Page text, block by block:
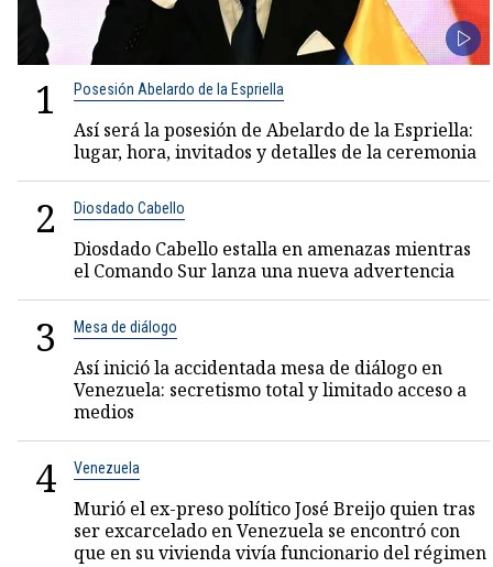
1 Posesión Abelardo de la Espriella
Así será la posesión de Abelardo de la Espriella:
lugar, hora, invitados y detalles de la ceremonia
2 Diosdado Cabello
Diosdado Cabello estalla en amenazas mientras
el Comando Sur lanza una nueva advertencia
3 Mesa de diálogo
Así inició la accidentada mesa de diálogo en
Venezuela: secretismo total y limitado acceso a
medios
4 Venezuela
Murió el ex-preso político José Breijo quien tras
ser excarcelado en Venezuela se encontró con
que en su vivienda vivía funcionario del régimen